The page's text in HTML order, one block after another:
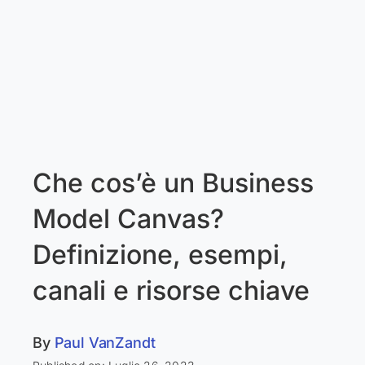
Che cos’è un Business
Model Canvas?
Definizione, esempi,
canali e risorse chiave
By Paul VanZandt